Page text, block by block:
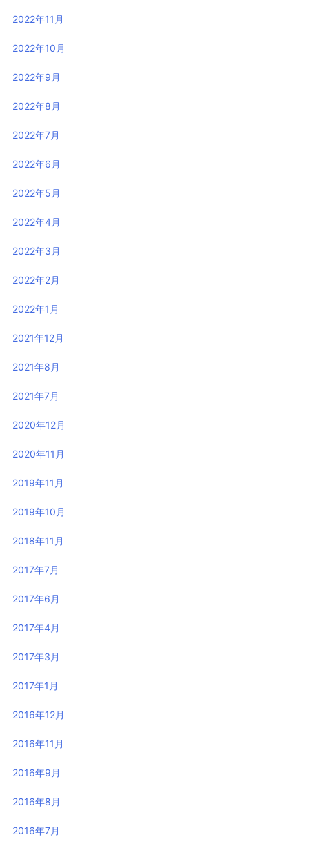
2022年11月
2022年10月
2022年9月
2022年8月
2022年7月
2022年6月
2022年5月
2022年4月
2022年3月
2022年2月
2022年1月
2021年12月
2021年8月
2021年7月
2020年12月
2020年11月
2019年11月
2019年10月
2018年11月
2017年7月
2017年6月
2017年4月
2017年3月
2017年1月
2016年12月
2016年11月
2016年9月
2016年8月
2016年7月